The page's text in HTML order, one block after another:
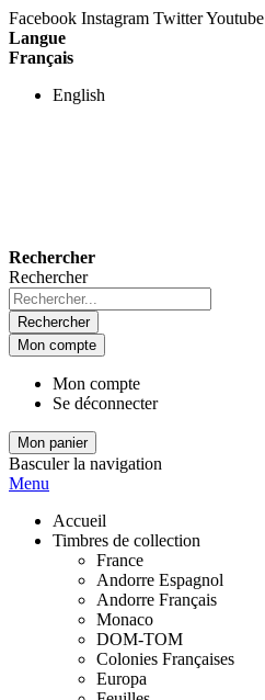
Facebook Instagram TwitterYoutube
Langue
Français
English
Rechercher
Rechercher
Rechercher
Mon compte
Mon compte
Se déconnecter
Mon panier
Basculer la navigation
Menu
Accueil
Timbres de collection
France
Andorre Espagnol
Andorre Français
Monaco
DOM-TOM
Colonies Françaises
Europa